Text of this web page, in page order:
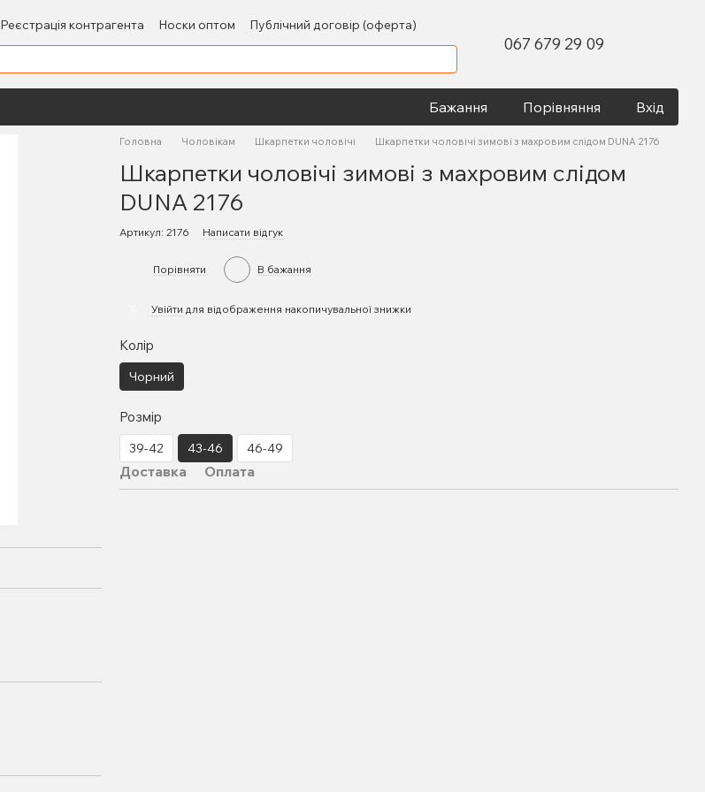
Реєстрація контрагента Носки оптом Публічний договір (оферта)
067 679 29 09
Бажання Порівняння Вхід
Головна Чоловікам Шкарпетки чоловічі Шкарпетки чоловічі зимові з махровим слідом DUNA 2176
Шкарпетки чоловічі зимові з махровим слідом
DUNA 2176
Артикул: 2176 Написати відгук
Порівняти В бажання
Увійти для відображення накопичувальної знижки
Колір
Чорний
Розмір
39-42 43-46 46-49
Доставка Оплата